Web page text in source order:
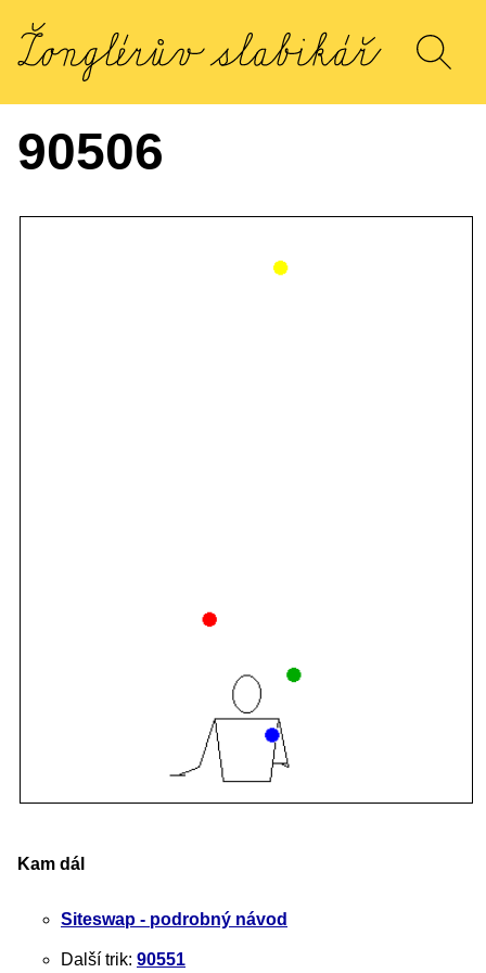
90506
Kam dál
Siteswap - podrobný návod
Další trik: 90551